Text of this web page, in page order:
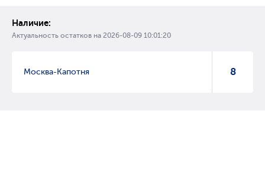
Наличие:
Актуальность остатков на 2026-08-09 10:01:20
Москва-Капотня 8